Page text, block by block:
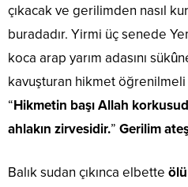
çıkacak ve gerilimden nasıl
buradadır. Yirmi üç senede
koca arap yarım adasını
kavuşturan hikmet öğrenilmeli
“Hikmetin başı Allah
ahlakın zirvesidir.” Gerilim
Balık sudan çıkınca elbette